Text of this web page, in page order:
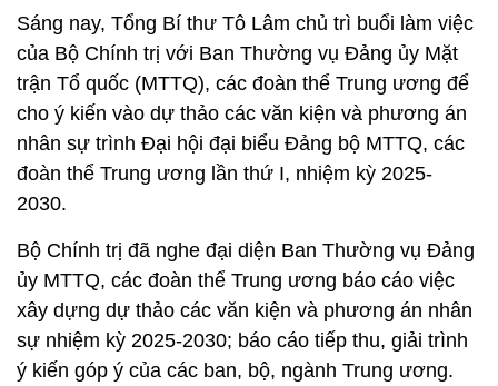
Sáng nay, Tổng Bí thư Tô Lâm chủ trì buổi làm việc
của Bộ Chính trị với Ban Thường vụ Đảng ủy Mặt
trận Tổ quốc (MTTQ), các đoàn thể Trung ương để
cho ý kiến vào dự thảo các văn kiện và phương án
nhân sự trình Đại hội đại biểu Đảng bộ MTTQ, các
đoàn thể Trung ương lần thứ I, nhiệm kỳ 2025-
2030.
Bộ Chính trị đã nghe đại diện Ban Thường vụ Đảng
ủy MTTQ, các đoàn thể Trung ương báo cáo việc
xây dựng dự thảo các văn kiện và phương án nhân
sự nhiệm kỳ 2025-2030; báo cáo tiếp thu, giải trình
ý kiến góp ý của các ban, bộ, ngành Trung ương.